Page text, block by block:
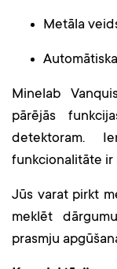
Metāla
Minelab
pārējās
detektoram.
funkcionalitāte ir
Jūs varat pirkt
meklēt
prasmju